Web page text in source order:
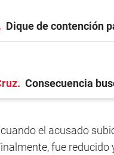
Dique de contención
Consecuencia
el acusado
fue